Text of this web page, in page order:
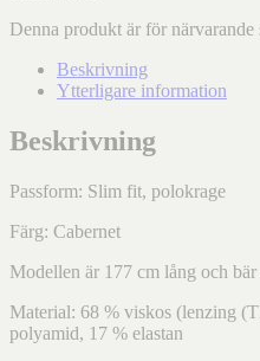
Denna produkt är för
Beskrivning
Ytterligare information
Beskrivning
Passform: Slim fit, polokrage
Färg: Cabernet
Modellen är 177 cm lång och bär
Material: 68 % viskos (lenzing
polyamid, 17 % elastan